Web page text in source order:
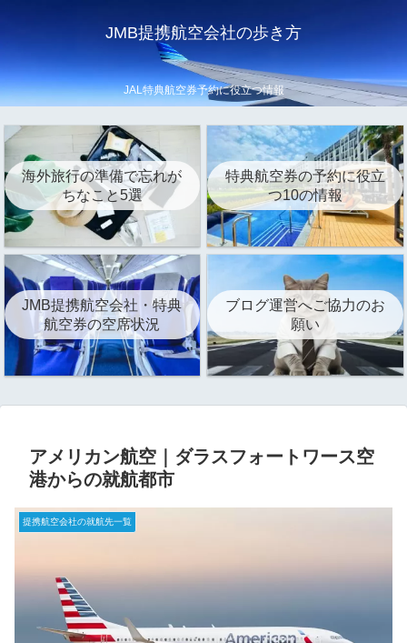
JMB提携航空会社の歩き方
JAL特典航空券予約に役立つ情報
海外旅行の準備で忘れが
ちなこと5選
特典航空券の予約に役立
つ10の情報
JMB提携航空会社・特典
航空券の空席状況
ブログ運営へご協力のお
願い
アメリカン航空｜ダラスフォートワース空
港からの就航都市
提携航空会社の就航先一覧